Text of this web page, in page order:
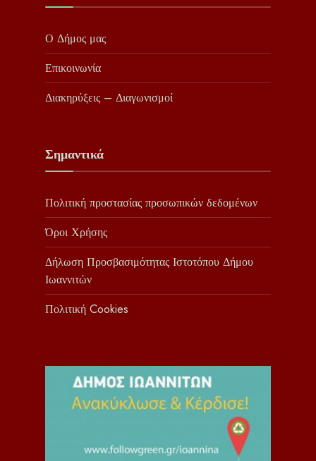
Ο Δήμος μας
Επικοινωνία
Διακηρύξεις – Διαγωνισμοί
Σημαντικά
Πολιτική προστασίας προσωπικών δεδομένων
Όροι Χρήσης
Δήλωση Προσβασιμότητας Ιστοτόπου Δήμου
Ιωαννιτών
Πολιτική Cookies